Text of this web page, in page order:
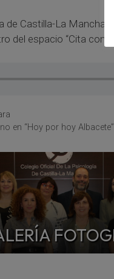
de Castilla-La Mancha
espacio “Cita con la
en “Hoy por hoy